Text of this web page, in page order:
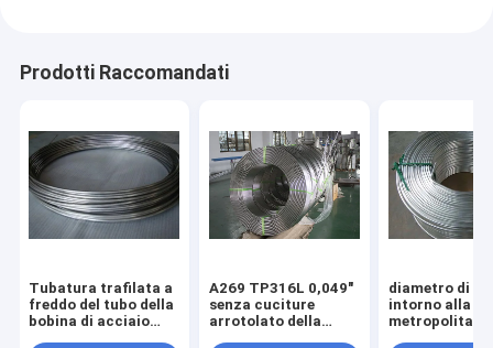
Prodotti Raccomandati
Tubatura trafilata a
freddo del tubo della
bobina di acciaio
A269 TP316L 0,049"
senza cuciture
arrotolato della
diametro di
intorno alla
metropolitana